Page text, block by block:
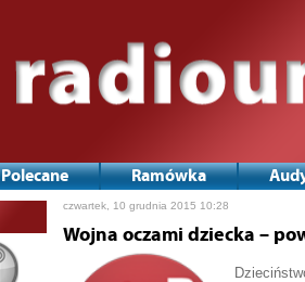
Polecane Ramówka
czwartek, 10 grudnia 2015 10:28
Wojna oczami dziecka –